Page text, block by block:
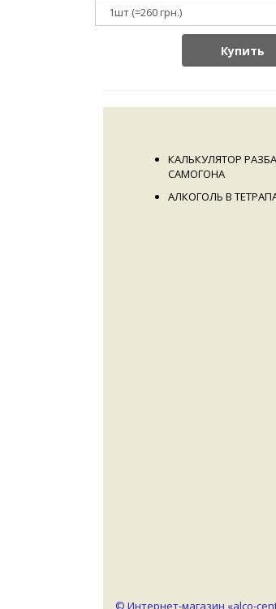
Купить
КАЛЬКУЛЯТОР
САМОГОНА
АЛКОГОЛЬ В